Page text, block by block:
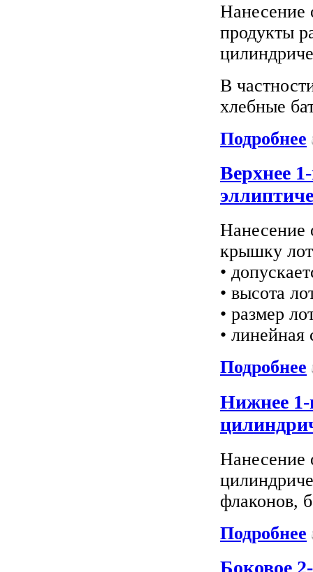
Нанесение
продукты
В
хлебные
Подробнее
Верхнее
Нанесение
крышку
•
• высота
• размер
•
Подробнее
Нижнее 1-
Нанесение
флаконов,
Подробнее
Боковое